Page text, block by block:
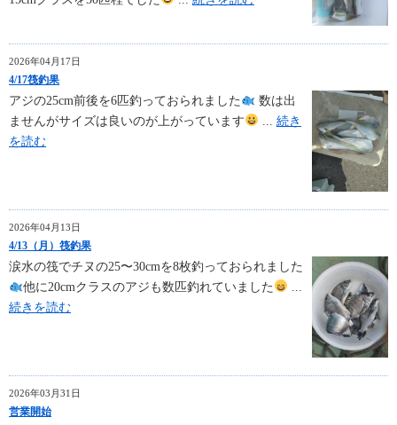
2026年04月17日
4/17筏釣果
アジの25cm前後を6匹釣っておられました
数は出
ませんがサイズは良いのが上がっています
続き
を読む
2026年04月13日
4/13（月）筏釣果
涙水の筏でチヌの25〜30cmを8枚釣っておられました
他に20cmクラスのアジも数匹釣れていました
続きを読む
2026年03月31日
営業開始